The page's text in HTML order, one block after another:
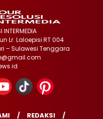
INTERMEDIA
Lr. Laloepisi RT 004
– Sulawesi Tenggara
REDAKSI